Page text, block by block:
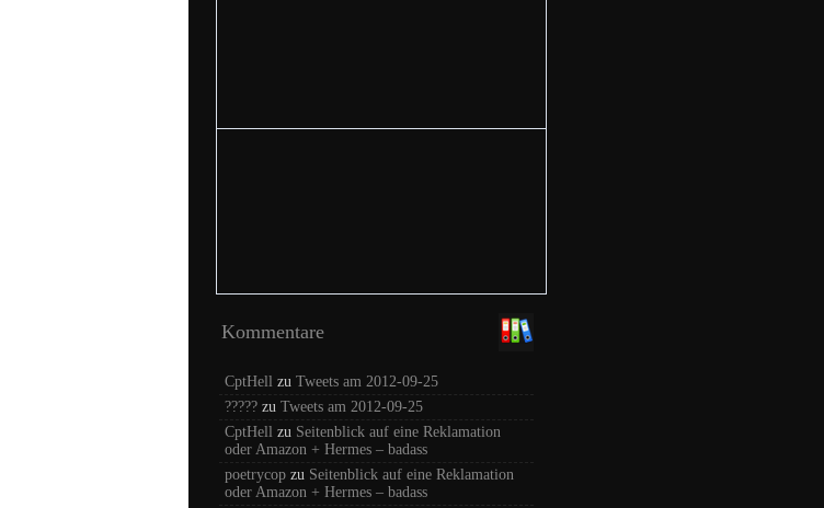
Kommentare
CptHell zu Tweets am 2012-09-25
????? zu Tweets am 2012-09-25
CptHell zu Seitenblick auf eine Reklamation
oder Amazon + Hermes – badass
poetrycop zu Seitenblick auf eine Reklamation
oder Amazon + Hermes – badass